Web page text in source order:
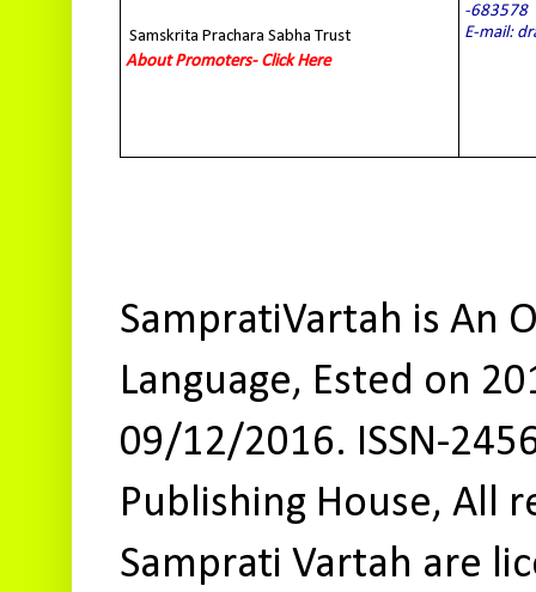
Samskrita Prachara Sabha Trust
About Promoters- Click Here
-683578
E-mail:
SampratiVartah is An
Language, Ested on
09/12/2016. ISSN-
Publishing House, All
Samprati Vartah are